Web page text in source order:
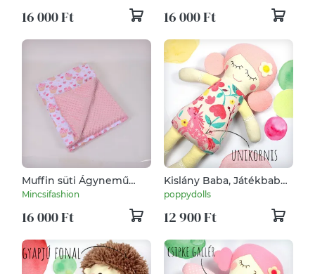
16 000 Ft 16 000 Ft
Muffin süti Ágynemű
ovis
Mincsifashion
16 000 Ft
Kislány Baba, Játékbaba,
Textilbaba, Rongybaba,
Textil Játék- Rózsaszín
poppydolls
12 900 Ft